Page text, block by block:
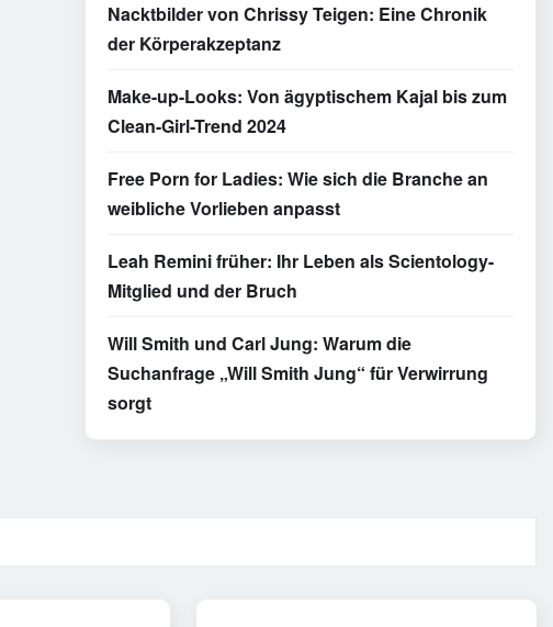
Nacktbilder von Chrissy Teigen: Eine Chronik
der Körperakzeptanz
Make-up-Looks: Von ägyptischem Kajal bis zum
Clean-Girl-Trend 2024
Free Porn for Ladies: Wie sich die Branche an
weibliche Vorlieben anpasst
Leah Remini früher: Ihr Leben als Scientology-
Mitglied und der Bruch
Will Smith und Carl Jung: Warum die
Suchanfrage „Will Smith Jung“ für Verwirrung
sorgt